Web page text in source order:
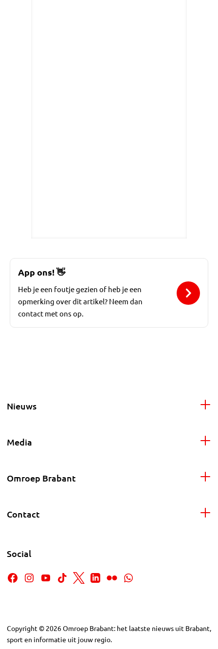
App ons!👋
Heb je een foutje gezien of heb je een
opmerking over dit artikel? Neem dan
contact met ons op.
Nieuws
Media
Omroep Brabant
Contact
Social
Copyright © 2026Omroep Brabant: het laatste nieuws uit Brabant,
sport en informatie uit jouw regio.